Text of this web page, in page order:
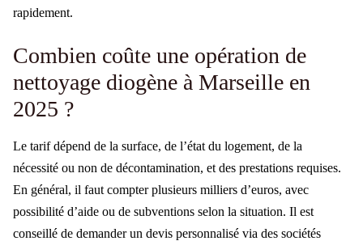
rapidement.
Combien coûte une opération de
nettoyage diogène à Marseille en
2025 ?
Le tarif dépend de la surface, de l’état du logement, de la
nécessité ou non de décontamination, et des prestations requises.
En général, il faut compter plusieurs milliers d’euros, avec
possibilité d’aide ou de subventions selon la situation. Il est
conseillé de demander un devis personnalisé via des sociétés